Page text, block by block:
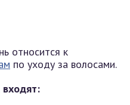
относится к
по уходу за волосами.
входят: